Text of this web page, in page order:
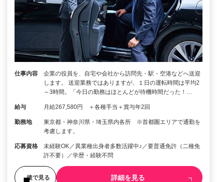
仕事内容
企業の役員を、自宅や会社から訪問先・駅・空港などへ送迎
します。 送迎業務ではありますが、１日の運転時間は平均2
～3時間。「今日の勤務はほとんどが待機時間だった！…
給与 月給267,580円 ＋各種手当＋賞与年2回
勤務地
東京都・神奈川県・埼玉県内各所 ※首都圏エリアで通勤を
考慮します。
応募資格
未経験OK／異業種出身者多数活躍中♪／要普通免許（二種免
許不要）／学歴・経験不問
後で見る 詳細を見る